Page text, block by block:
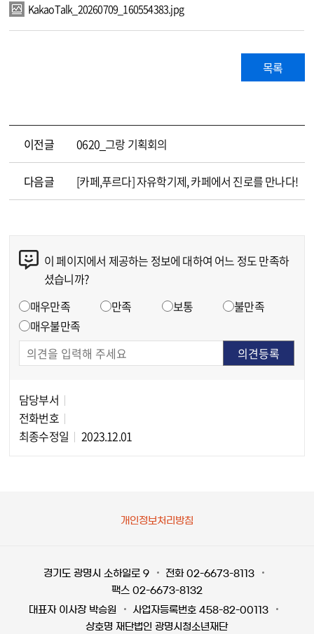
KakaoTalk_20260709_160554383.jpg
목록
이전글 0620_그랑 기획회의
다음글 [카페,푸르다] 자유학기제, 카페에서 진로를 만나다!
이 페이지에서 제공하는 정보에 대하여 어느 정도 만족하
셨습니까?
매우만족 만족 보통
불만족
매우불만족
담당부서
전화번호
최종수정일
2023.12.01
개인정보처리방침
경기도 광명시 소하일로 9
전화 02-6673-8113
팩스 02-6673-8132
대표자 이사장 박승원
사업자등록번호 458-82-00113
상호명 재단법인 광명시청소년재단